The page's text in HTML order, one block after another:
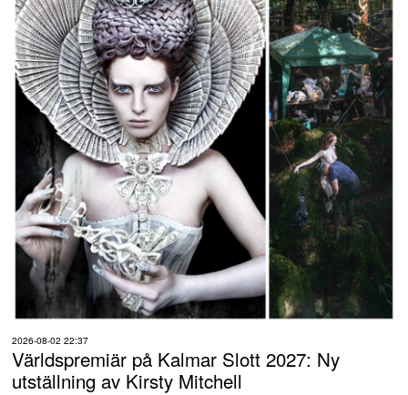
2026-08-02 22:37
Världspremiär på Kalmar Slott 2027: Ny
utställning av Kirsty Mitchell